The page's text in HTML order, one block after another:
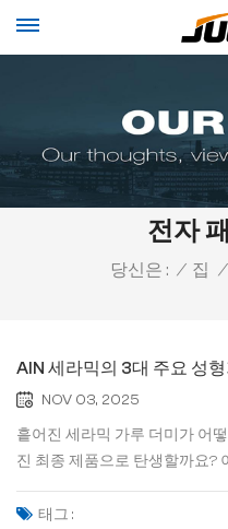
전자
당신은 : / 집 /
AlN 세라믹의 3대 주요 성
NOV 03, 2025
흩어진 세라믹 가루 더미가 어
진 최종 제품으로 탄생할까요?
분입니다. 오늘은 세 가지 주요
고, 그 작동 원리, 장점, 단점, 그
태그 :